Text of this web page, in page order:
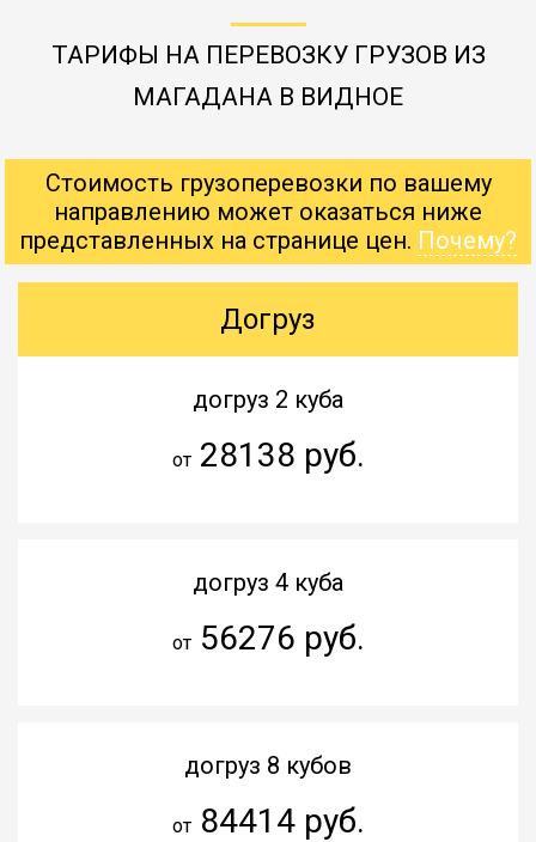
ТАРИФЫ НА ПЕРЕВОЗКУ ГРУЗОВ ИЗ
МАГАДАНА В ВИДНОЕ
Стоимость грузоперевозки по вашему
направлению может оказаться ниже
представленных на странице цен. Почему?
Догруз
догруз 2 куба
от28138 руб.
догруз 4 куба
от56276 руб.
догруз 8 кубов
от84414 руб.